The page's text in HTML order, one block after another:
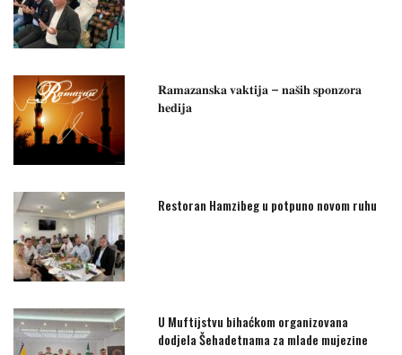
𝐑𝐚𝐦𝐚𝐳𝐚𝐧𝐬𝐤𝐚 𝐯𝐚𝐤𝐭𝐢𝐣𝐚 – 𝐧𝐚𝐬̌𝐢𝐡 𝐬𝐩𝐨𝐧𝐳𝐨𝐫𝐚
𝐡𝐞𝐝𝐢𝐣𝐚
Restoran Hamzibeg u potpuno novom ruhu
U Muftijstvu bihaćkom organizovana
dodjela Šehadetnama za mlade mujezine